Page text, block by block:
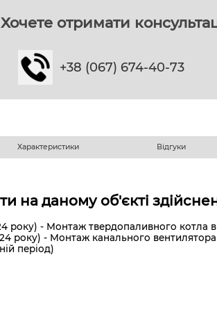
Хочете отримати
+38 (067) 674-40-73
Характеристики Відгуки
на даному об'єкті
року) - Монтаж твердопаливного котла в
року) - Монтаж канального вентилятора
період)